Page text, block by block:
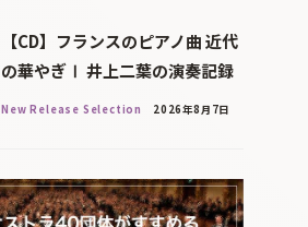
【CD】フランスのピアノ曲 近代
の華やぎⅠ 井上二葉の演奏記録
New Release Selection 2026年8月7日